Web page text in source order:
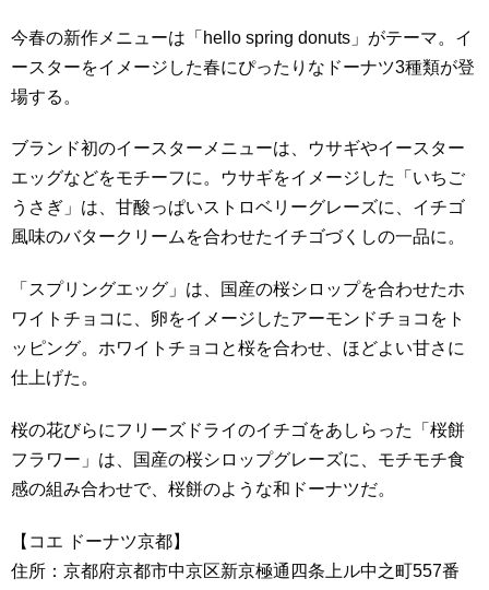
今春の新作メニューは「hello spring donuts」がテーマ。イ
ースターをイメージした春にぴったりなドーナツ3種類が登
場する。
ブランド初のイースターメニューは、ウサギやイースター
エッグなどをモチーフに。ウサギをイメージした「いちご
うさぎ」は、甘酸っぱいストロベリーグレーズに、イチゴ
風味のバタークリームを合わせたイチゴづくしの一品に。
「スプリングエッグ」は、国産の桜シロップを合わせたホ
ワイトチョコに、卵をイメージしたアーモンドチョコをト
ッピング。ホワイトチョコと桜を合わせ、ほどよい甘さに
仕上げた。
桜の花びらにフリーズドライのイチゴをあしらった「桜餅
フラワー」は、国産の桜シロップグレーズに、モチモチ食
感の組み合わせで、桜餅のような和ドーナツだ。
【コエ ドーナツ京都】
住所：京都府京都市中京区新京極通四条上ル中之町557番